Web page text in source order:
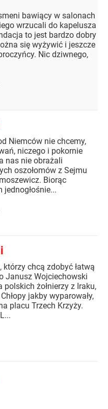
bawiący w salonach
wrzucali do kapelusza
to jest bardzo dobry
się wyżywić i jeszcze
Nic dziwnego,
Niemców nie chcemy,
niczego i pokornie
nas nie obrażali
oszołomów z Sejmu
Biorąc
jednogłośnie...
którzy chcą zdobyć łatwą
Janusz Wojciechowski
polskich żołnierzy z Iraku,
jakby wyparowały,
placu Trzech Krzyży.